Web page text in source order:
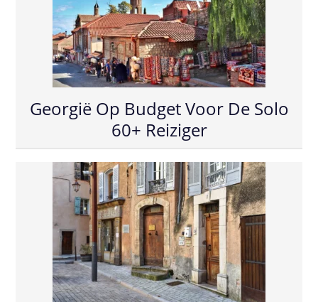
Georgië Op Budget Voor De Solo
60+ Reiziger